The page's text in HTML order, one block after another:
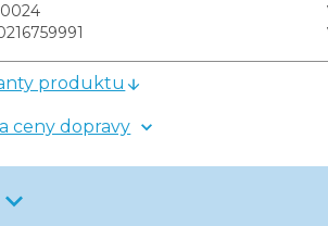
produktu
ceny dopravy